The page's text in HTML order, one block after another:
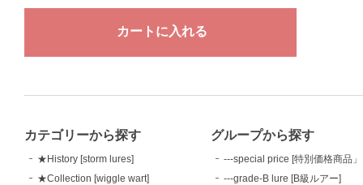
カテゴリーから探す
★History [storm lures]
★Collection [wiggle wart]
グループから探す
---special price [特別価格商品」
---grade-B lure [B級ルアー]